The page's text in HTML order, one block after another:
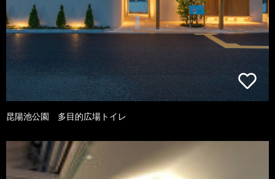
昆陽池公園 多目的広場トイレ